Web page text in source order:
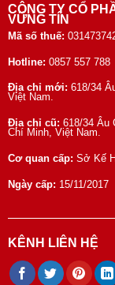
CÔNG TY CỔ
VỮNG TÍN
Mã số thuế:
Hotline: 0857 557 788
Địa chỉ mới: 618/34
Việt Nam.
Địa chỉ cũ: 618/34 Âu
Chí Minh, Việt Nam.
Cơ quan cấp: Sở Kế
Ngày cấp: 15/11/2017
KÊNH LIÊN HỆ